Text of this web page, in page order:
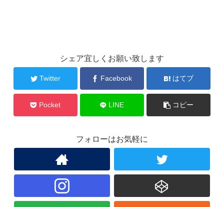
シェア宜しくお願い致します
Twitter Facebook はてブ
Pocket LINE コピー
フォローはお気軽に